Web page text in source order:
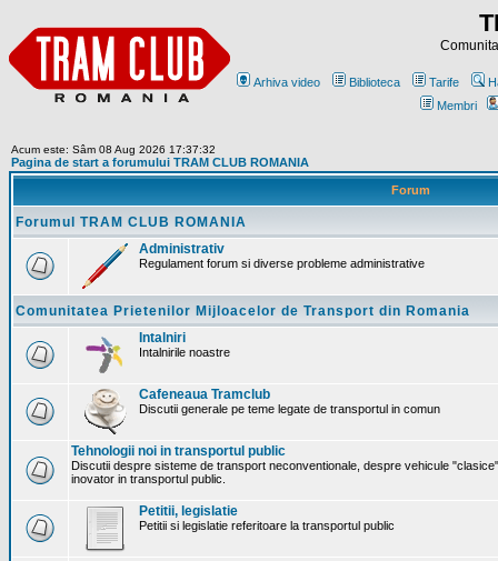
Arhiva video Biblioteca Tarife
Membri
Acum este: Sâm 08 Aug 2026 17:37:32
Pagina de start a forumului TRAM CLUB ROMANIA
Forum
Forumul TRAM CLUB ROMANIA
Administrativ
Regulament forum si diverse probleme administrative
Comunitatea Prietenilor Mijloacelor de Transport din Romania
Intalniri
Intalnirile noastre
Cafeneaua Tramclub
Discutii generale pe teme legate de transportul in comun
Tehnologii noi in transportul public
Discutii despre sisteme de transport neconventionale, despre vehicule
inovator in transportul public.
Petitii, legislatie
Petitii si legislatie referitoare la transportul public